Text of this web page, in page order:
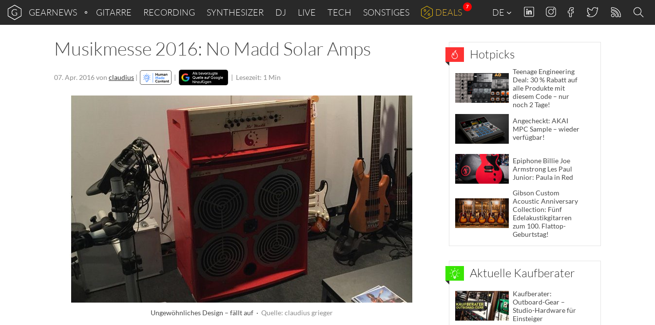
GEARNEWS GITARRE RECORDING SYNTHESIZER DJ LIVE TECH SONSTIGES DEALS
7
DE
Musikmesse 2016: No Madd Solar Amps
07. Apr. 2016von claudius | | | Lesezeit: 1 Min
Ungewöhnliches Design – fällt auf · Quelle: claudius grieger
Hotpicks
Teenage Engineering
Deal: 30 % Rabatt auf
alle Produkte mit
diesem Code – nur
noch 2 Tage!
Angecheckt: AKAI
MPC Sample – wieder
verfügbar!
Epiphone Billie Joe
Armstrong Les Paul
Junior: Paula in Red
Gibson Custom
Acoustic Anniversary
Collection: Fünf
Edelakustikgitarren
zum 100. Flattop-
Geburtstag!
Aktuelle Kaufberater
Kaufberater:
Outboard-Gear –
Studio-Hardware für
Einsteiger